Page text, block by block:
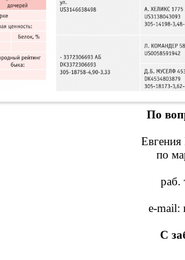
По
Евгения
по
раб.
e-mail:
С